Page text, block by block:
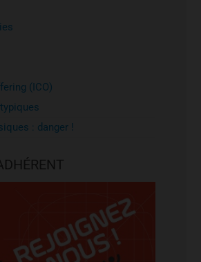
(ICO)
: danger !